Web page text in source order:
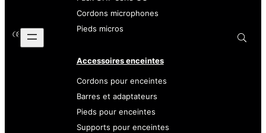
Cordons microphones
Pieds micros
Accessoires enceintes
Cordons pour enceintes
Barres et adaptateurs
Pieds pour enceintes
Supports pour enceintes